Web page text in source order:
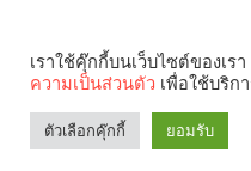
เราใช้คุ๊กกี้บนเว็บไซต์ของเ
ความเป็นส่วนตัว เพื่อใช้บริก
ตัวเลือกคุ๊กกี้ ยอมรับ